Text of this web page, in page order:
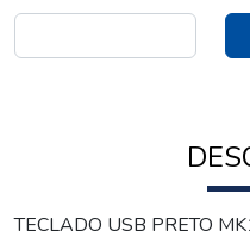
TECLADO USB PRETO